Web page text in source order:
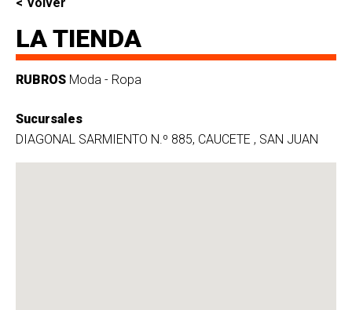
LA TIENDA
RUBROS Moda - Ropa
Sucursales
DIAGONAL SARMIENTO N.º 885, CAUCETE , SAN JUAN